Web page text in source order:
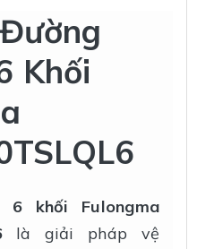
Khối
6 khối Fulongma
là giải pháp vệ